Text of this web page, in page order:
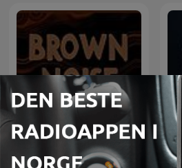
Brown Noise